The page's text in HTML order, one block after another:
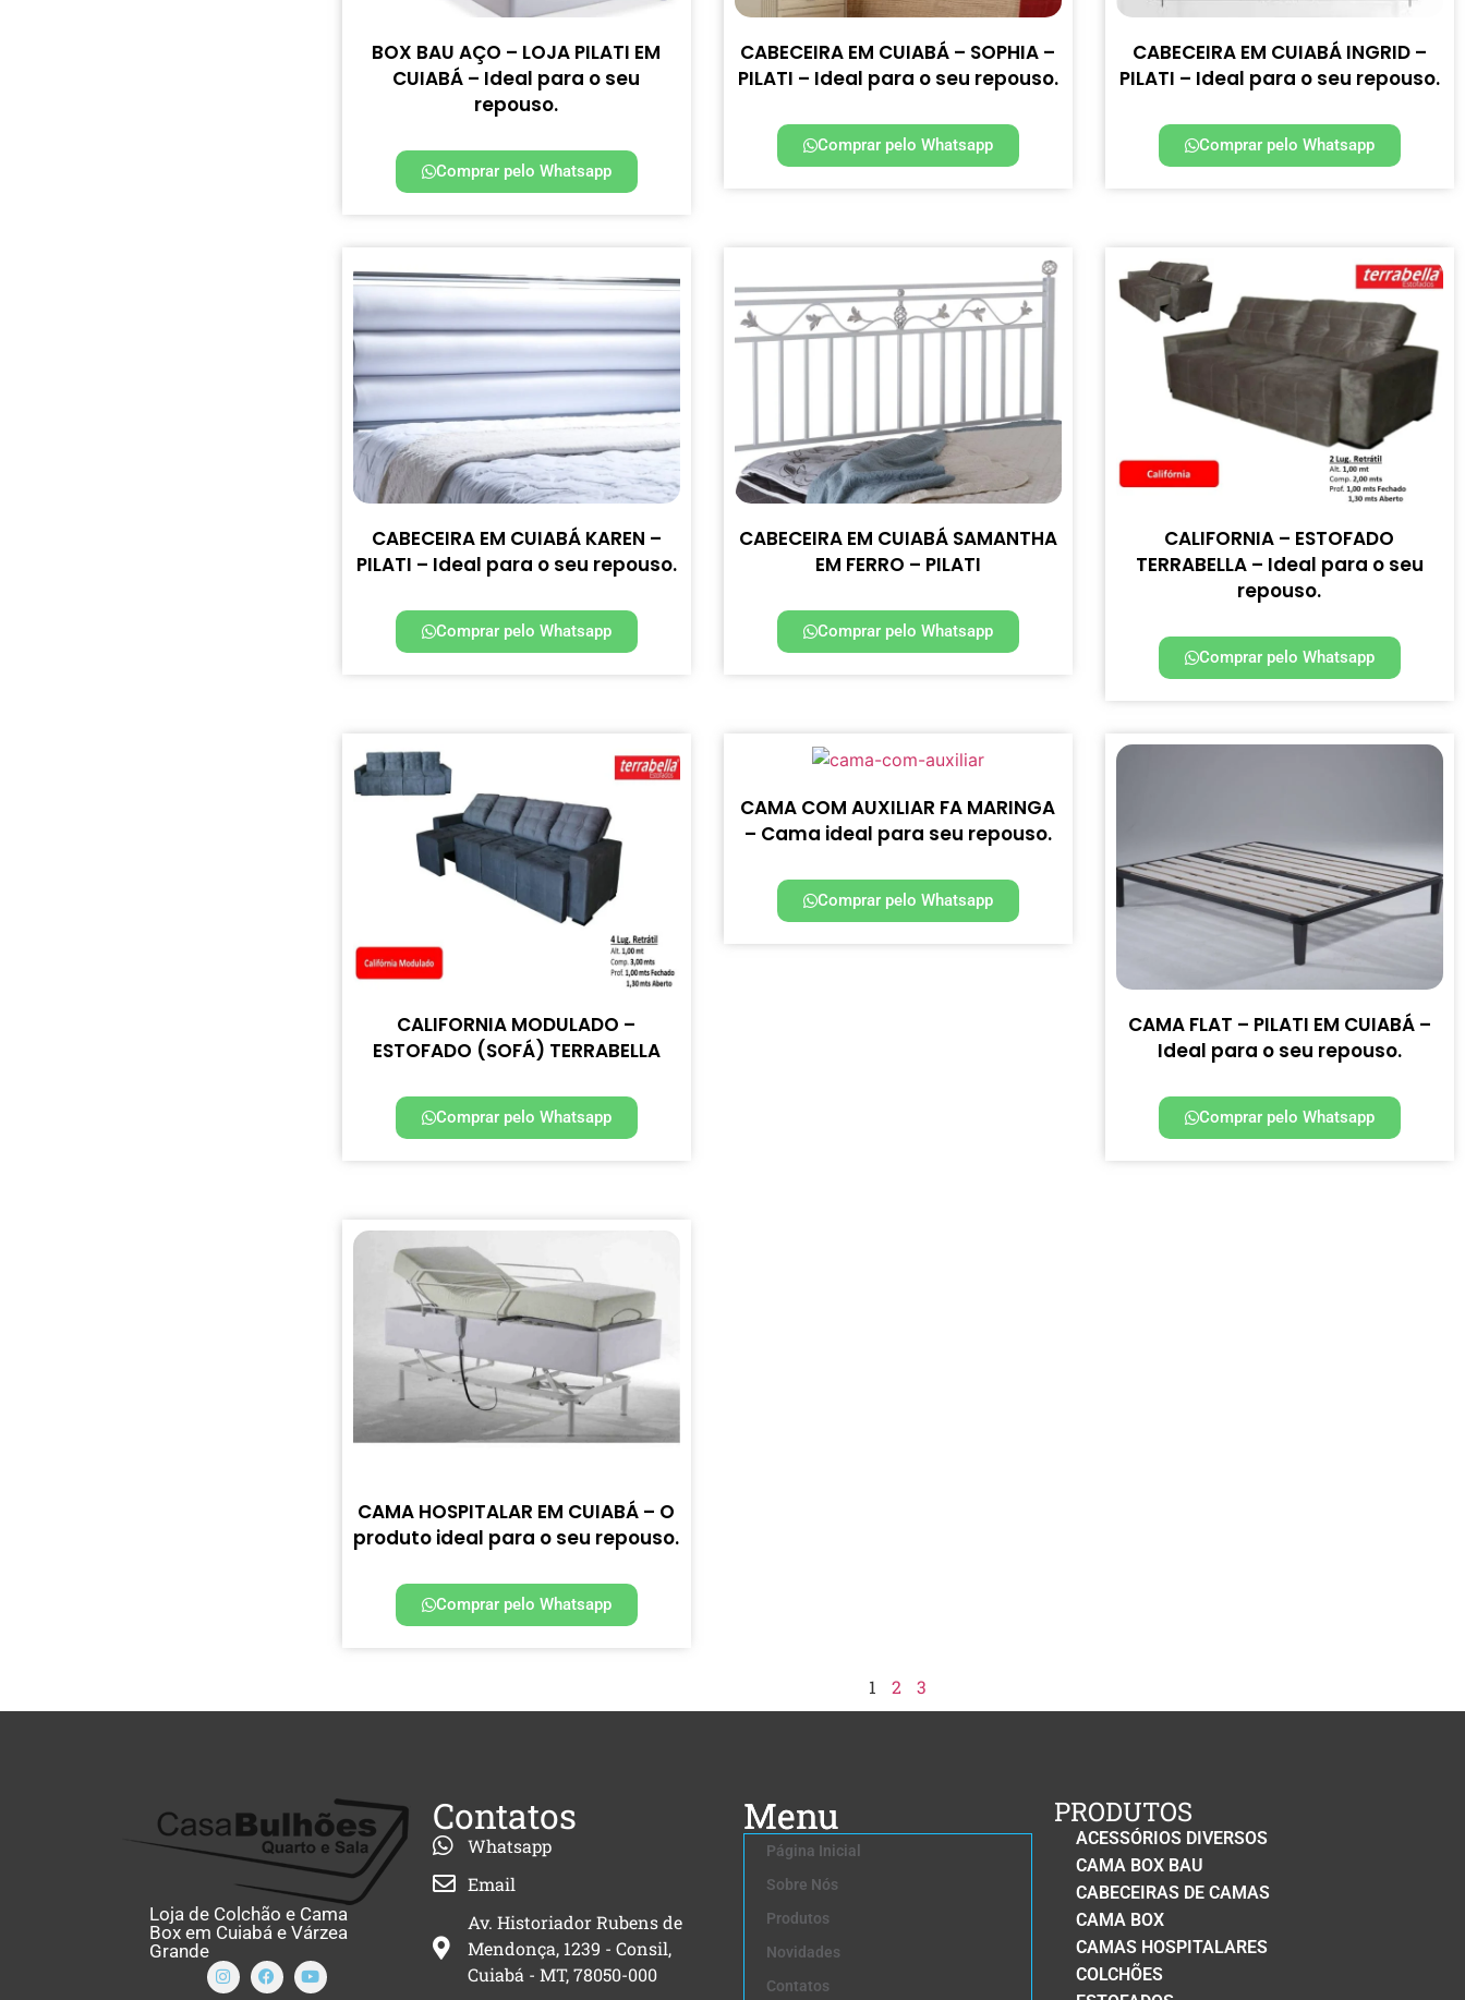
BOX BAU AÇO – LOJA PILATI EM
CUIABÁ – Ideal para o seu
repouso.
Comprar pelo Whatsapp
CABECEIRA EM CUIABÁ – SOPHIA –
PILATI – Ideal para o seu repouso.
Comprar pelo Whatsapp
CABECEIRA EM CUIABÁ INGRID –
PILATI – Ideal para o seu repouso.
Comprar pelo Whatsapp
CABECEIRA EM CUIABÁ KAREN –
PILATI – Ideal para o seu repouso.
Comprar pelo Whatsapp
CABECEIRA EM CUIABÁ SAMANTHA
EM FERRO – PILATI
Comprar pelo Whatsapp
CALIFORNIA – ESTOFADO
TERRABELLA – Ideal para o seu
repouso.
Comprar pelo Whatsapp
CALIFORNIA MODULADO –
ESTOFADO (SOFÁ) TERRABELLA
Comprar pelo Whatsapp
CAMA COM AUXILIAR FA MARINGA
– Cama ideal para seu repouso.
Comprar pelo Whatsapp
CAMA FLAT – PILATI EM CUIABÁ –
Ideal para o seu repouso.
Comprar pelo Whatsapp
CAMA HOSPITALAR EM CUIABÁ – O
produto ideal para o seu repouso.
Comprar pelo Whatsapp
1 2 3
Loja de Colchão e Cama
Box em Cuiabá e Várzea
Grande
Contatos
Whatsapp
Email
Av. Historiador Rubens de
Mendonça, 1239 - Consil,
Cuiabá - MT, 78050-000
Menu
Página Inicial
Sobre Nós
Produtos
Novidades
Contatos
PRODUTOS
ACESSÓRIOS DIVERSOS
CAMA BOX BAU
CABECEIRAS DE CAMAS
CAMA BOX
CAMAS HOSPITALARES
COLCHÕES